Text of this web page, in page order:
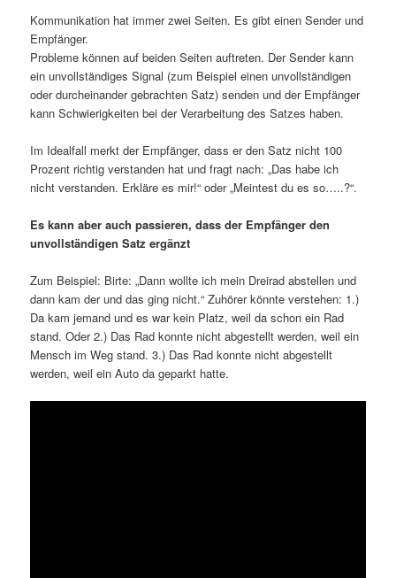
Kommunikation hat immer zwei Seiten. Es gibt einen Sender und
Empfänger.
Probleme können auf beiden Seiten auftreten. Der Sender kann
ein unvollständiges Signal (zum Beispiel einen unvollständigen
oder durcheinander gebrachten Satz) senden und der Empfänger
kann Schwierigkeiten bei der Verarbeitung des Satzes haben.
Im Idealfall merkt der Empfänger, dass er den Satz nicht 100
Prozent richtig verstanden hat und fragt nach: „Das habe ich
nicht verstanden. Erkläre es mir!“ oder „Meintest du es so…..?“.
Es kann aber auch passieren, dass der Empfänger den
unvollständigen Satz ergänzt
Zum Beispiel: Birte: „Dann wollte ich mein Dreirad abstellen und
dann kam der und das ging nicht.“ Zuhörer könnte verstehen: 1.)
Da kam jemand und es war kein Platz, weil da schon ein Rad
stand. Oder 2.) Das Rad konnte nicht abgestellt werden, weil ein
Mensch im Weg stand. 3.) Das Rad konnte nicht abgestellt
werden, weil ein Auto da geparkt hatte.